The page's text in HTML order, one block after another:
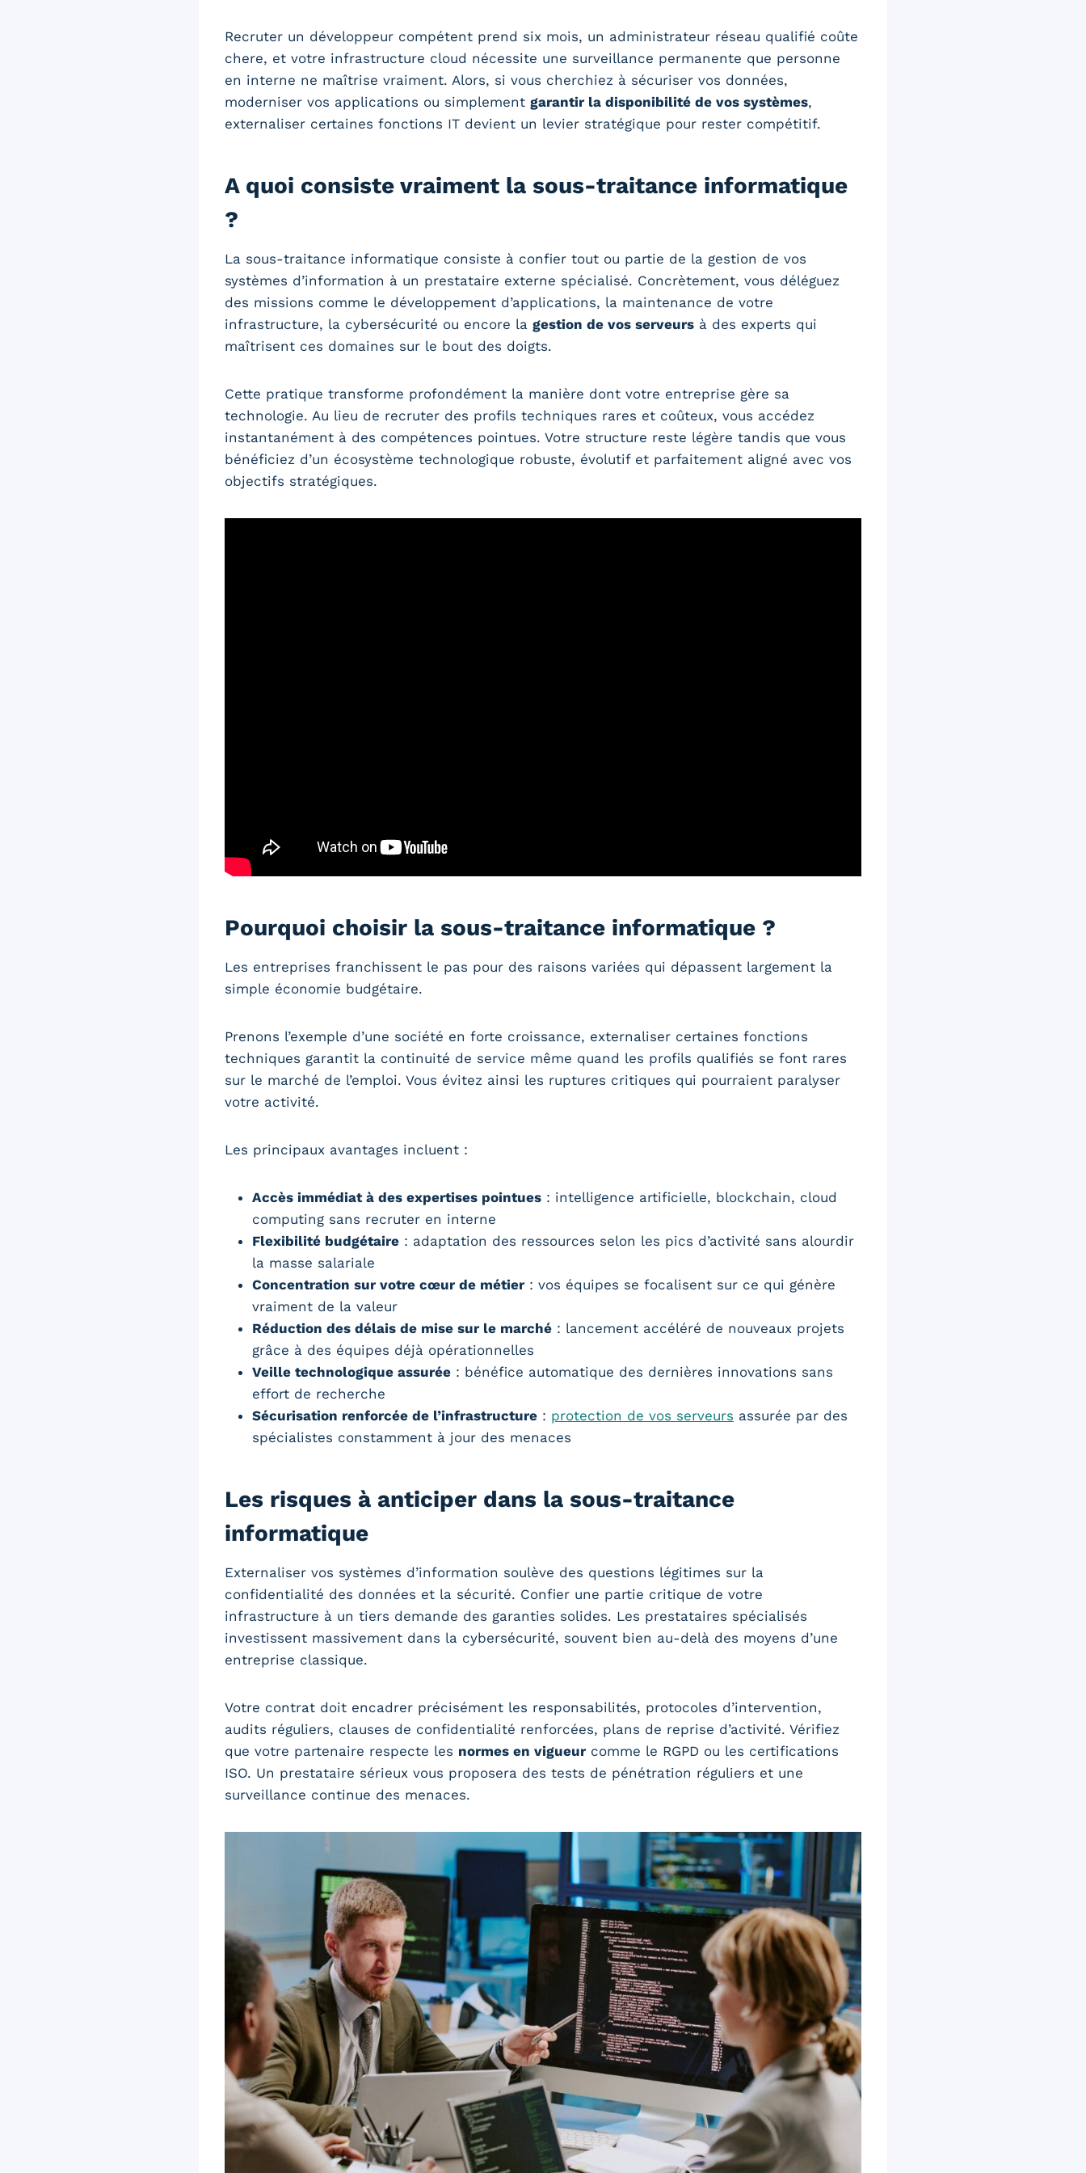
Recruter un développeur compétent prend six mois, un administrateur réseau qualifié coûte
chere, et votre infrastructure cloud nécessite une surveillance permanente que personne
en interne ne maîtrise vraiment. Alors, si vous cherchiez à sécuriser vos données,
moderniser vos applications ou simplement garantir la disponibilité de vos systèmes,
externaliser certaines fonctions IT devient un levier stratégique pour rester compétitif.
A quoi consiste vraiment la sous-traitance informatique
?
La sous-traitance informatique consiste à confier tout ou partie de la gestion de vos
systèmes d’information à un prestataire externe spécialisé. Concrètement, vous déléguez
des missions comme le développement d’applications, la maintenance de votre
infrastructure, la cybersécurité ou encore la gestion de vos serveurs à des experts qui
maîtrisent ces domaines sur le bout des doigts.
Cette pratique transforme profondément la manière dont votre entreprise gère sa
technologie. Au lieu de recruter des profils techniques rares et coûteux, vous accédez
instantanément à des compétences pointues. Votre structure reste légère tandis que vous
bénéficiez d’un écosystème technologique robuste, évolutif et parfaitement aligné avec vos
objectifs stratégiques.
Pourquoi choisir la sous-traitance informatique ?
Les entreprises franchissent le pas pour des raisons variées qui dépassent largement la
simple économie budgétaire.
Prenons l’exemple d’une société en forte croissance, externaliser certaines fonctions
techniques garantit la continuité de service même quand les profils qualifiés se font rares
sur le marché de l’emploi. Vous évitez ainsi les ruptures critiques qui pourraient paralyser
votre activité.
Les principaux avantages incluent :
Accès immédiat à des expertises pointues : intelligence artificielle, blockchain, cloud
computing sans recruter en interne
Flexibilité budgétaire : adaptation des ressources selon les pics d’activité sans alourdir
la masse salariale
Concentration sur votre cœur de métier : vos équipes se focalisent sur ce qui génère
vraiment de la valeur
Réduction des délais de mise sur le marché : lancement accéléré de nouveaux projets
grâce à des équipes déjà opérationnelles
Veille technologique assurée : bénéfice automatique des dernières innovations sans
effort de recherche
Sécurisation renforcée de l’infrastructure : protection de vos serveurs assurée par des
spécialistes constamment à jour des menaces
Les risques à anticiper dans la sous-traitance
informatique
Externaliser vos systèmes d’information soulève des questions légitimes sur la
confidentialité des données et la sécurité. Confier une partie critique de votre
infrastructure à un tiers demande des garanties solides. Les prestataires spécialisés
investissent massivement dans la cybersécurité, souvent bien au-delà des moyens d’une
entreprise classique.
Votre contrat doit encadrer précisément les responsabilités, protocoles d’intervention,
audits réguliers, clauses de confidentialité renforcées, plans de reprise d’activité. Vérifiez
que votre partenaire respecte les normes en vigueur comme le RGPD ou les certifications
ISO. Un prestataire sérieux vous proposera des tests de pénétration réguliers et une
surveillance continue des menaces.